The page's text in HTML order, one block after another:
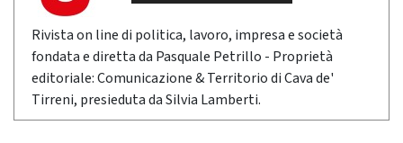
Rivista on line di politica, lavoro, impresa e società
fondata e diretta da Pasquale Petrillo - Proprietà
editoriale: Comunicazione & Territorio di Cava de'
Tirreni, presieduta da Silvia Lamberti.